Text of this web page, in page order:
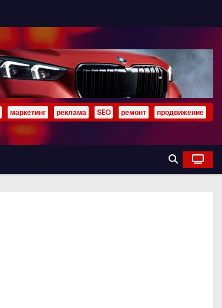
маркетинг реклама SEO ремонт продвижение